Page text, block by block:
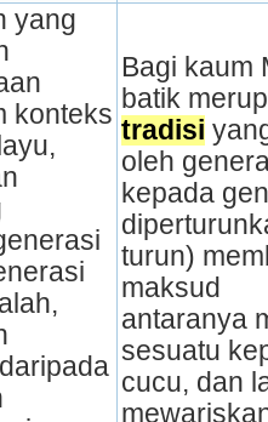
yang
konteks
Bagi kaum
tradisi
oleh
kepada
turun)
maksud
antaranya
sesuatu
cucu, dan